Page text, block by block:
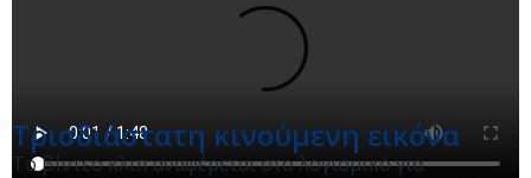
Τρισδιάστατη κινούμενη εικόνα
Το βίντεο κλιπ αναφέρεται στο λογισμικό για